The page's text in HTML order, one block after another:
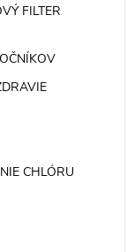
FILTER
CHLÓRU
Crystalis
filtra